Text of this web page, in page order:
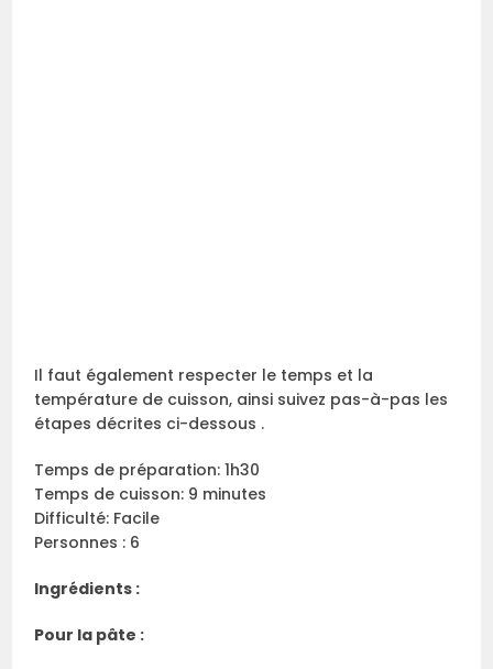
Il faut également respecter le temps et la
température de cuisson, ainsi suivez pas-à-pas les
étapes décrites ci-dessous .
Temps de préparation: 1h30
Temps de cuisson: 9 minutes
Difficulté: Facile
Personnes : 6
Ingrédients :
Pour la pâte :